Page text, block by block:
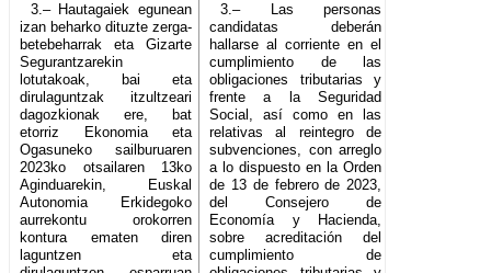
3.– Hautagaiek egunean
izan beharko dituzte zerga-
betebeharrak eta Gizarte
Segurantzarekin
lotutakoak, bai eta
dirulaguntzak itzultzeari
dagozkionak ere, bat
etorriz Ekonomia eta
Ogasuneko sailburuaren
2023ko otsailaren 13ko
Aginduarekin, Euskal
Autonomia Erkidegoko
aurrekontu orokorren
kontura ematen diren
laguntzen eta
3.– Las personas
candidatas deberán
hallarse al corriente en el
cumplimiento de las
obligaciones tributarias y
frente a la Seguridad
Social, así como en las
relativas al reintegro de
subvenciones, con arreglo
a lo dispuesto en la Orden
de 13 de febrero de 2023,
del Consejero de
Economía y Hacienda,
sobre acreditación del
cumplimiento de